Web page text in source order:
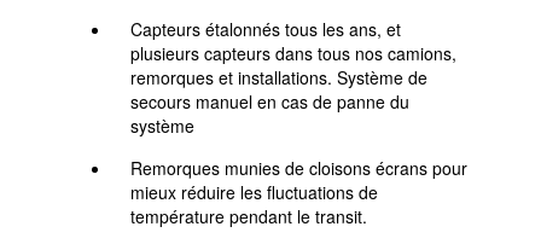
Capteurs étalonnés tous les ans, et
plusieurs capteurs dans tous nos camions,
remorques et installations. Système de
secours manuel en cas de panne du
système
Remorques munies de cloisons écrans pour
mieux réduire les fluctuations de
température pendant le transit.